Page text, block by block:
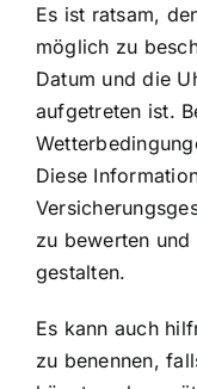
Es ist ratsam,
möglich zu
Datum und die
aufgetreten ist.
Diese
zu bewerten
gestalten.
Es kann auch
zu benennen,